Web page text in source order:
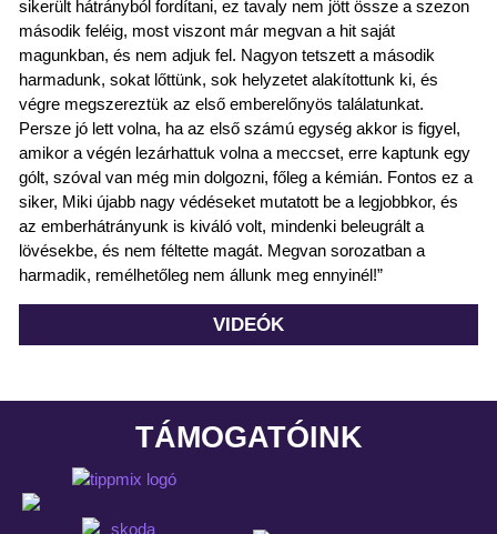
sikerült hátrányból fordítani, ez tavaly nem jött össze a szezon
második feléig, most viszont már megvan a hit saját
magunkban, és nem adjuk fel. Nagyon tetszett a második
harmadunk, sokat lőttünk, sok helyzetet alakítottunk ki, és
végre megszereztük az első emberelőnyös találatunkat.
Persze jó lett volna, ha az első számú egység akkor is figyel,
amikor a végén lezárhattuk volna a meccset, erre kaptunk egy
gólt, szóval van még min dolgozni, főleg a kémián. Fontos ez a
siker, Miki újabb nagy védéseket mutatott be a legjobbkor, és
az emberhátrányunk is kiváló volt, mindenki beleugrált a
lövésekbe, és nem féltette magát. Megvan sorozatban a
harmadik, remélhetőleg nem állunk meg ennyinél!”
VIDEÓK
TÁMOGATÓINK